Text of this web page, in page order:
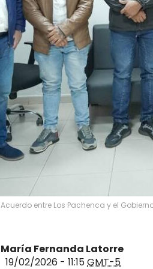
Acuerdo entre Los Pachenca y el
María Fernanda Latorre
19/02/2026 - 11:15GMT-5